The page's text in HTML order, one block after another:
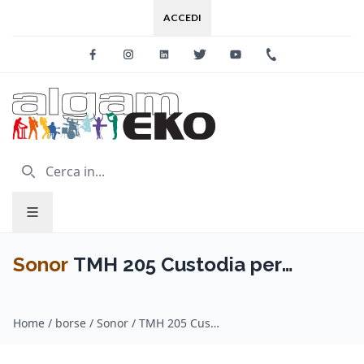
ACCEDI
FacebookInstagramLinkedinTwitter Youtube
Sonor TMH 205 Custodia per
Home / borse / Sonor / TMH 205 Custodia per Rullante 12" x 5"